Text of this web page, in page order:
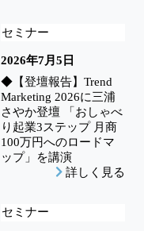
セミナー
2026年7月5日
◆【登壇報告】Trend
Marketing 2026に三浦
さやか登壇 「おしゃべ
り起業3ステップ 月商
100万円へのロードマ
ップ」を講演
詳しく見る
セミナー